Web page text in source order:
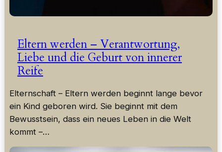
Eltern werden – Verantwortung,
Liebe und die Geburt von innerer
Reife
Elternschaft – Eltern werden beginnt lange bevor
ein Kind geboren wird. Sie beginnt mit dem
Bewusstsein, dass ein neues Leben in die Welt
kommt –…